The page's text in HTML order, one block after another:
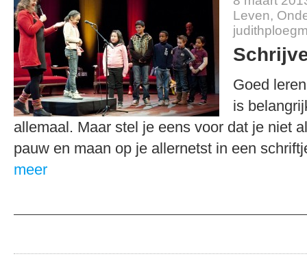
Leven,
Goed
is
allemaal. Maar stel je eens voor dat je niet
pauw en maan op je allernetst in een
meer